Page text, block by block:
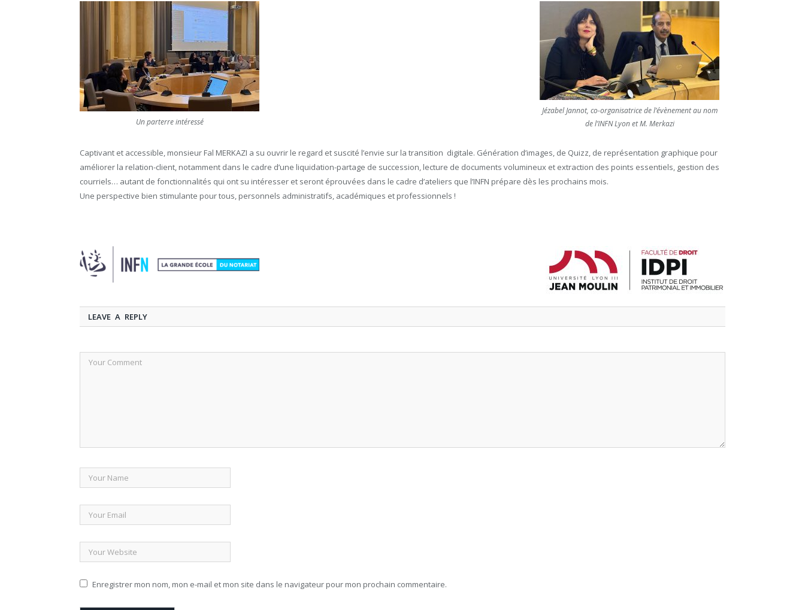
Un parterre intéressé
Jézabel Jannot, co-organisatrice de l’évènement au nom
de l’INFN Lyon et M. Merkazi
Captivant et accessible, monsieur Fal MERKAZI a su ouvrir le regard et suscité l’envie sur la transition digitale. Génération d’images, de Quizz, de représentation graphique pour
améliorer la relation-client, notamment dans le cadre d’une liquidation-partage de succession, lecture de documents volumineux et extraction des points essentiels, gestion des
courriels… autant de fonctionnalités qui ont su intéresser et seront éprouvées dans le cadre d’ateliers que l’INFN prépare dès les prochains mois.
Une perspective bien stimulante pour tous, personnels administratifs, académiques et professionnels !
LEAVE A REPLY
Enregistrer mon nom, mon e-mail et mon site dans le navigateur pour mon prochain commentaire.